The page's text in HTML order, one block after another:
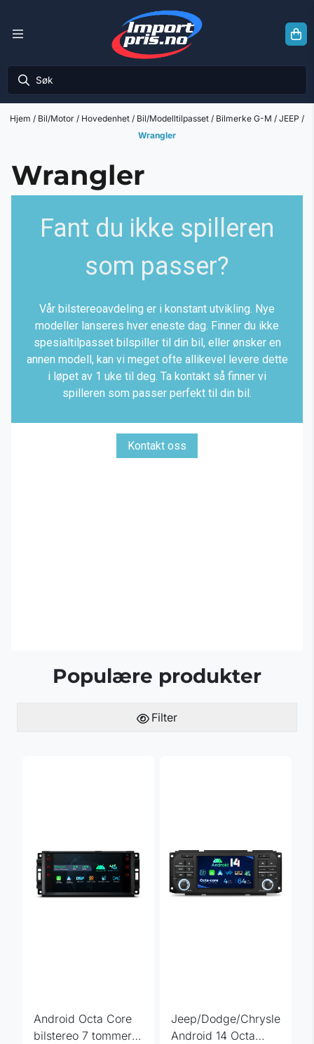
Hjem / Bil/Motor / Hovedenhet / Bil/Modelltilpasset / Bilmerke G-M / JEEP /
Wrangler
Wrangler
Fant du ikke spilleren
som passer?
Vår bilstereoavdeling er i konstant utvikling. Nye
modeller lanseres hver eneste dag. Finner du ikke
spesialtilpasset bilspiller til din bil, eller ønsker en
annen modell, kan vi meget ofte allikevel levere dette
i løpet av 1 uke til deg. Ta kontakt så finner vi
spilleren som passer perfekt til din bil.
Kontakt oss
Populære produkter
Filter
Android Octa Core
bilstereo 7 tommer
Jeep/Dodge/Chrysler
Android 14 Octa